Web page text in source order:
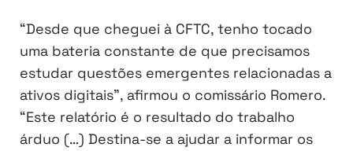
“Desde que cheguei à CFTC, tenho tocado
uma bateria constante de que precisamos
estudar questões emergentes relacionadas a
ativos digitais”, afirmou o comissário Romero.
“Este relatório é o resultado do trabalho
árduo (…) Destina-se a ajudar a informar os